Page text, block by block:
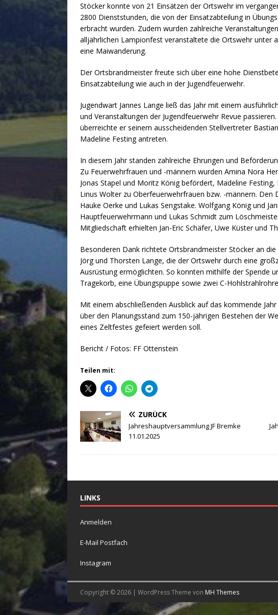
Stöcker konnte von 21 Einsätzen der Ortswehr im
2800 Dienststunden, die von der Einsatzabteilung in
erbracht wurden. Zudem wurden zahlreiche
alljährlichen Lampionfest veranstaltete die Ortswehr unter
eine Maiwanderung.
Der Ortsbrandmeister freute sich über eine hohe
Einsatzabteilung wie auch in der Jugendfeuerwehr.
Jugendwart Jannes Lange ließ das Jahr mit einem
und Veranstaltungen der Jugendfeuerwehr Revue
überreichte er seinem ausscheidenden Stellvertreter
Madeline Festing antreten.
In diesem Jahr standen zahlreiche Ehrungen und
Zu Feuerwehrfrauen und -männern wurden Amina Nora
Jonas Stapel und Moritz König befördert, Madeline
Linus Wolter zu Oberfeuerwehrfrauen bzw. -männern.
Hauke Oerke und Lukas Sengstake. Wolfgang König und
Hauptfeuerwehrmann und Lukas Schmidt zum
Mitgliedschaft erhielten Jan-Eric Schäfer, Uwe Küster und
Besonderen Dank richtete Ortsbrandmeister Stöcker an
Jörg und Thorsten Lange, die der Ortswehr durch eine
Ausrüstung ermöglichten. So konnten mithilfe der Spende
Tragekorb, eine Übungspuppe sowie zwei C-
Mit einem abschließenden Ausblick auf das kommende
über den Planungsstand zum 150-jährigen Bestehen der
eines Zeltfestes gefeiert werden soll.
Bericht / Fotos: FF Ottenstein
Teilen mit:
ZURÜCK
Jahreshauptversammlung JF Bremke
11.01.2025
LINKS
Anmelden
E-Mail Postfach
Instagram
Copyright © 2026 | WordPress Theme von MH Themes